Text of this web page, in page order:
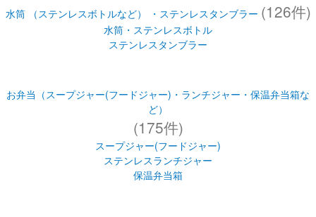
水筒 （ステンレスボトルなど） ・ステンレスタンブラー (126件)
水筒・ステンレスボトル
ステンレスタンブラー
お弁当（スープジャー(フードジャー)・ランチジャー・保温弁当箱な
ど）
(175件)
スープジャー(フードジャー)
ステンレスランチジャー
保温弁当箱